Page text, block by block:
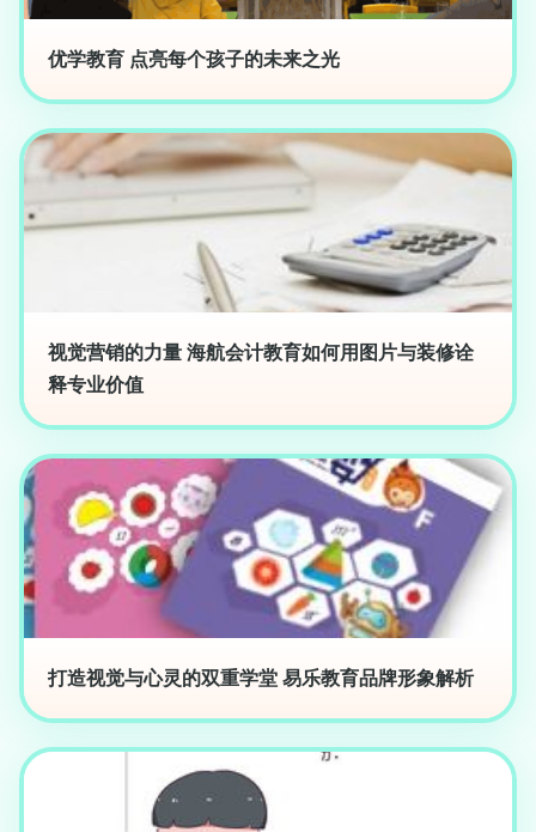
优学教育 点亮每个孩子的未来之光
视觉营销的力量 海航会计教育如何用图片与装修诠
释专业价值
打造视觉与心灵的双重学堂 易乐教育品牌形象解析